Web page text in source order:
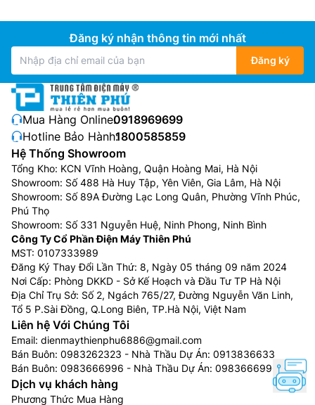
ảnh nâng cấp các nội dung độ phân giải thấp lên
chuẩn 4K mạnh mẽ, tái hiện chi tiết rõ ràng hơn và
đường nét sắc nét hơn để mang đến chất lượng hình
ảnh chân thực hơn. Đồng thời, bộ xử lý còn tăng
cường màu sắc phong phú và chính xác bằng cách
phân tích từng cảnh với công nghệ xử lý hình ảnh tiên
tiến.
Chế độ bóng đá:Chế độ bóng đá tối ưu hóa hình ảnh
và âm thanh để mang đến trải nghiệm xem bóng đá
sống động vượt trội. Màu sắc phong phú giúp sân cỏ
và các cầu thủ hiển thị rõ nét, trong khi chất âm đỉnh
cao tái hiện bầu không khí chân thực như đang ở sân
Đăng ký nhận thông tin mới nhất
Đăng ký
Mua Hàng Online:0918969699
Hotline Bảo Hành:1800585859
Hệ Thống Showroom
Tổng Kho: KCN Vĩnh Hoàng, Quận Hoàng Mai, Hà Nội
Showroom: Số 488 Hà Huy Tập, Yên Viên, Gia Lâm, Hà Nội
Showroom: Số 89A Đường Lạc Long Quân, Phường Vĩnh Phúc,
Phú Thọ
Showroom: Số 331 Nguyễn Huệ, Ninh Phong, Ninh Bình
Công Ty Cổ Phần Điện Máy Thiên Phú
MST: 0107333989
Đăng Ký Thay Đổi Lần Thứ: 8, Ngày 05 tháng 09 năm 2024
Nơi Cấp: Phòng DKKD - Sở Kế Hoạch và Đầu Tư TP Hà Nội
Địa Chỉ Trụ Sở: Số 2, Ngách 765/27, Đường Nguyễn Văn Linh,
Tổ 5 P.Sài Đồng, Q.Long Biên, TP.Hà Nội, Việt Nam
Liên hệ Với Chúng Tôi
Email: dienmaythienphu6886@gmail.com
Bán Buôn: 0983262323 - Nhà Thầu Dự Án: 0913836633
Bán Buôn: 0983666996 - Nhà Thầu Dự Án: 0983666996
Dịch vụ khách hàng
Phương Thức Mua Hàng